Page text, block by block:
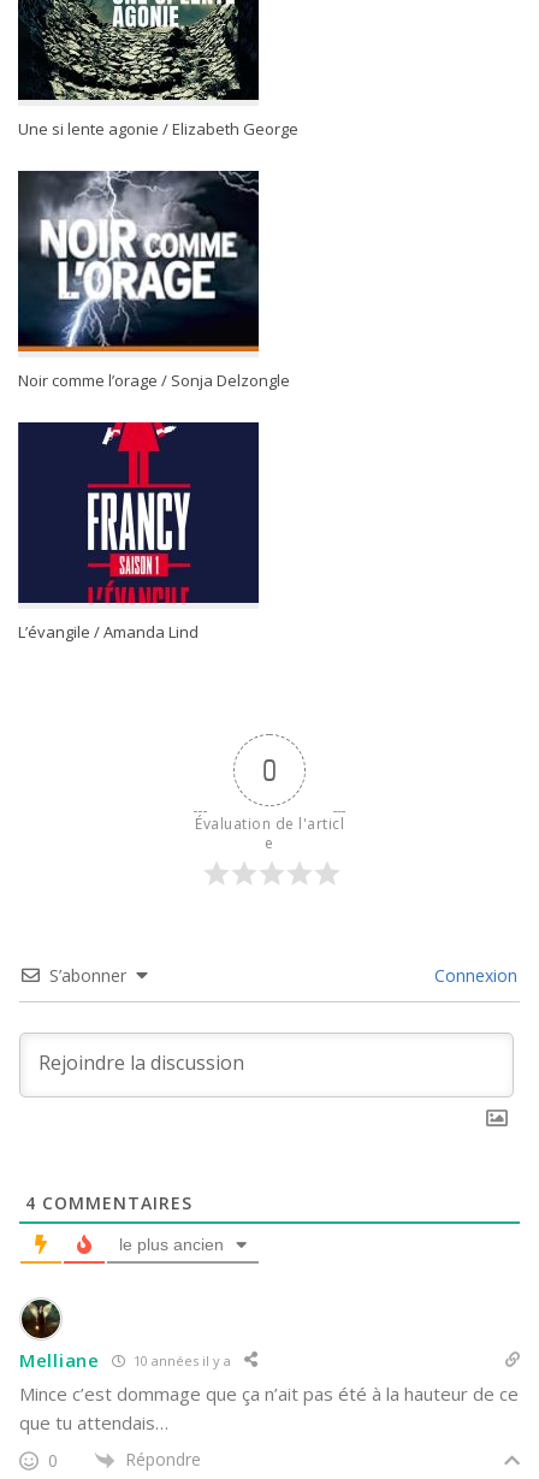
Une si lente agonie / Elizabeth George
Noir comme l’orage / Sonja Delzongle
L’évangile / Amanda Lind
0
Évaluation de l'articl
e
S’abonner Connexion
4 COMMENTAIRES
le plus ancien
Melliane 10 années il y a
Mince c’est dommage que ça n’ait pas été à la hauteur de ce
que tu attendais…
0 Répondre